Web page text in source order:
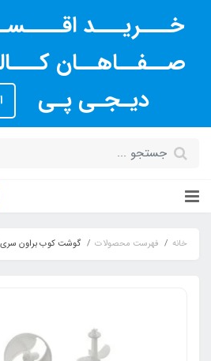
خـــریـــد
صــفــاهــان
دیـجـی پـی
خانه فهرست محصولات گوشت کوب براون سری MultiQuick7 کد MQ7085X